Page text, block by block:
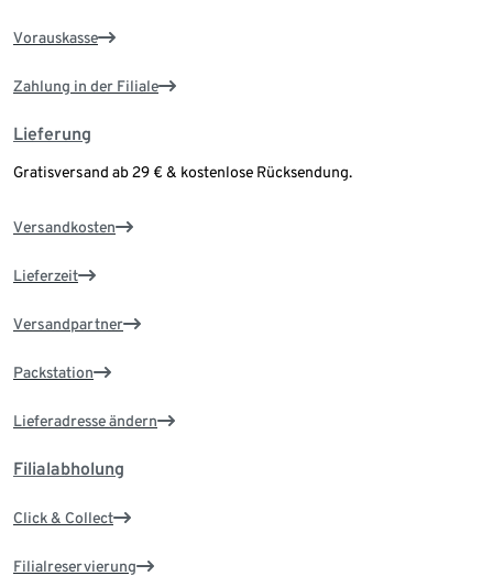
Vorauskasse
Zahlung in der Filiale
Lieferung
Gratisversand ab 29 € & kostenlose Rücksendung.
Versandkosten
Lieferzeit
Versandpartner
Packstation
Lieferadresse ändern
Filialabholung
Click & Collect
Filialreservierung